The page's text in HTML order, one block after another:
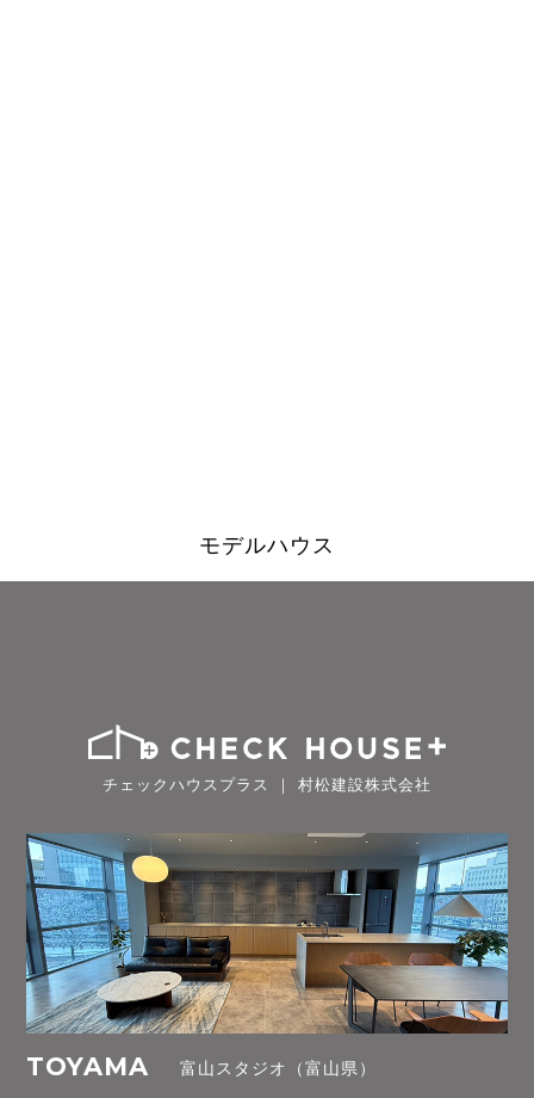
モデルハウス
チェックハウスプラス ｜ 村松建設株式会社
TOYAMA 富山スタジオ（富山県）